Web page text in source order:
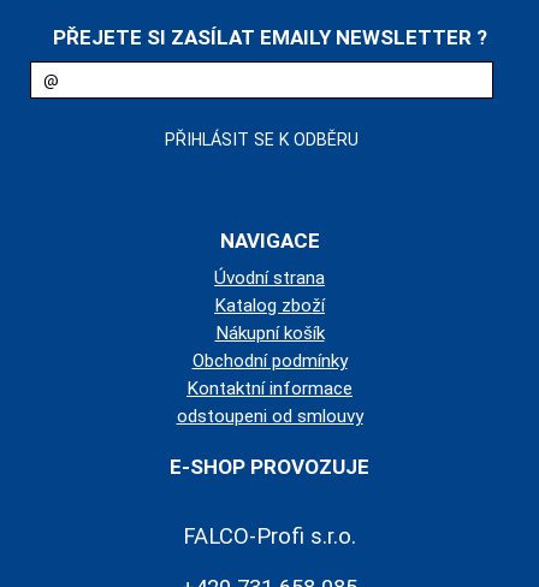
PŘEJETE SI ZASÍLAT EMAILY NEWSLETTER ?
NAVIGACE
Úvodní strana
Katalog zboží
Nákupní košík
Obchodní podmínky
Kontaktní informace
odstoupeni od smlouvy
E-SHOP PROVOZUJE
FALCO-Profi s.r.o.